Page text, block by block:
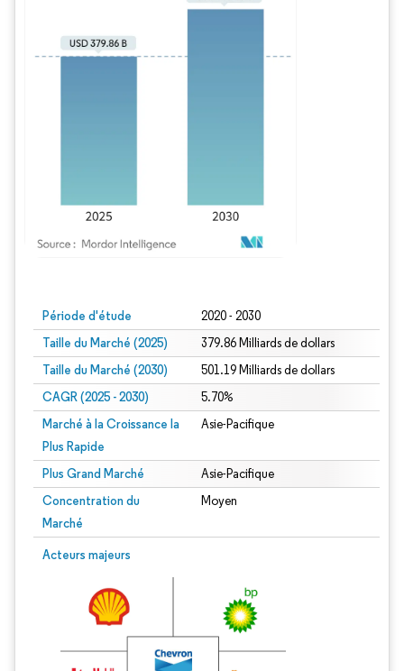
Période d'étude 2020 - 2030
Taille du Marché (2025) 379.86 Milliards de dollars
Taille du Marché (2030) 501.19 Milliards de dollars
CAGR (2025 - 2030) 5.70%
Marché à la Croissance la
Plus Rapide
Asie-Pacifique
Plus Grand Marché Asie-Pacifique
Concentration du
Marché
Moyen
Acteurs majeurs